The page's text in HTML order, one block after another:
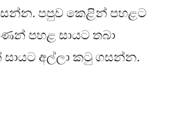
පපුව කෙළින් පහළට
පහළ සායට තබා
සායට අල්ලා කටු ගසන්න.